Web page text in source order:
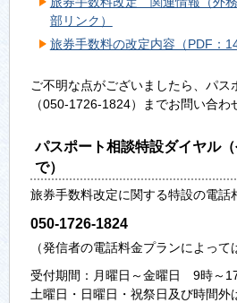
部リンク）
旅券手数料の改定内容（PDF：
ご不明な点がございましたら、パス
（050-1726-1824）までお問い合わ
パスポート相談特設ダイヤル
で）
旅券手数料改定に関する特設の電話
050-1726-1824
（発信者の電話料金プランによって
受付期間：月曜日～金曜日 9時～
土曜日・日曜日・祝祭日及び時間外